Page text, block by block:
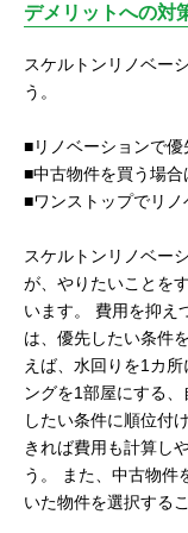
デメリットへの対
スケルトンリノベー
う。
■リノベーションで
■中古物件を買う場
■ワンストップでリ
スケルトンリノベー
が、やりたいことを
います。 費用を抑え
は、優先したい条件
えば、水回りを1カ
ングを1部屋にする
したい条件に順位付
きれば費用も計算し
う。 また、中古物件
いた物件を選択する